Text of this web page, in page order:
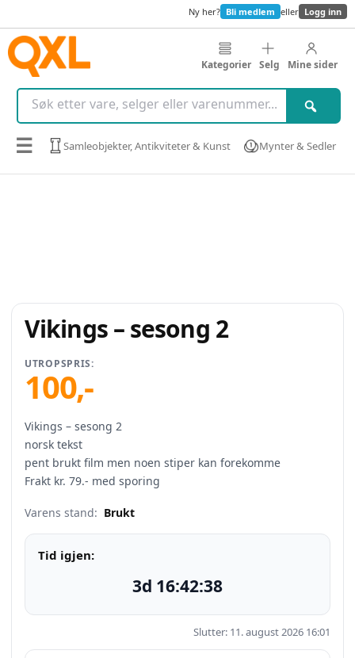
Ny her? Bli medlem eller Logg inn
Kategorier Selg Mine sider
☰ Samleobjekter, Antikviteter & Kunst Mynter & Sedler
Vikings – sesong 2
UTROPSPRIS:
100,-
Vikings – sesong 2
norsk tekst
pent brukt film men noen stiper kan forekomme
Frakt kr. 79.- med sporing
Varens stand: Brukt
Tid igjen:
3d 16:42:38
Slutter: 11. august 2026 16:01